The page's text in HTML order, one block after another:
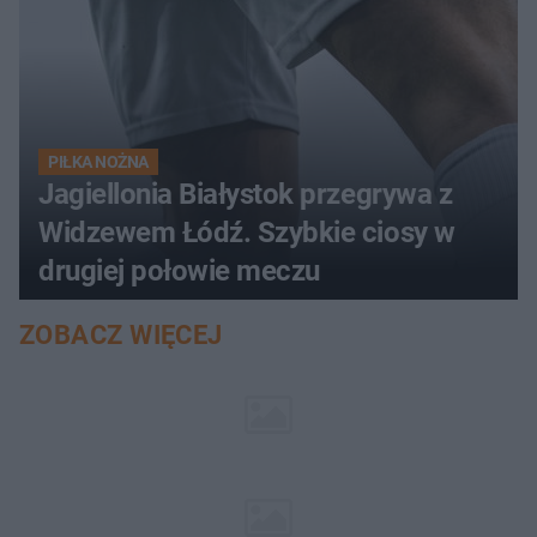
PIŁKA NOŻNA
Jagiellonia Białystok przegrywa z
Widzewem Łódź. Szybkie ciosy w
drugiej połowie meczu
ZOBACZ WIĘCEJ